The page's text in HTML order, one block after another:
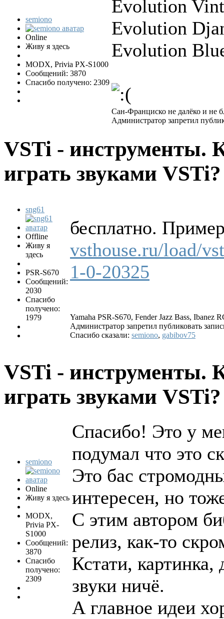
semiono
Online
Живу я здесь
MODX, Privia PX-S1000
Сообщений: 3870
Спасибо получено: 2309
Evolution
Evolution
Evolution
Сан-Франциско не далëко и не
Администратор запретил
VSTi - инструменты.
играть звуками
sng61
Offline
Живу я
здесь
PSR-S670
Сообщений:
2030
Спасибо
получено:
1979
бесплатно.
vsthouse.ru/load/
1-0-20325
Yamaha PSR-S670, Fender Jazz Bass, Ibanez
Администратор запретил публиковать
Спасибо сказали: semiono, gabibov75
VSTi - инструменты.
играть звуками
semiono
Online
Живу я здесь
MODX,
Privia PX-
S1000
Сообщений:
3870
Спасибо
получено:
2309
Спасибо! Это у
подумал что это
Это бас
интересен, но
С этим автором
релиз, как-то
Кстати,
звуки ничё.
А главное идеи